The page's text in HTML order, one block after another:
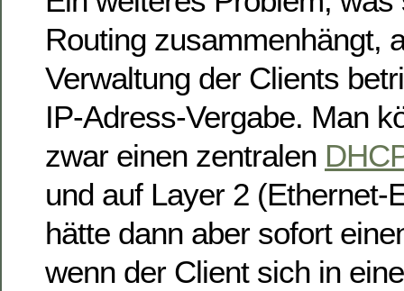
Routing zusammenhängt,
Verwaltung der Clients
IP-Adress-Vergabe. Man
zwar einen zentralen
und auf Layer 2 (Ethernet-
hätte dann aber sofort
wenn der Client sich in